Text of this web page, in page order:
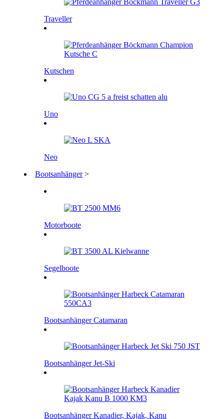
Traveller
Kutschen
Uno
Neo
Bootsanhänger >
Motorboote
Segelboote
Bootsanhänger Catamaran
Bootsanhänger Jet-Ski
Bootsanhänger Kanadier, Kajak, Kanu